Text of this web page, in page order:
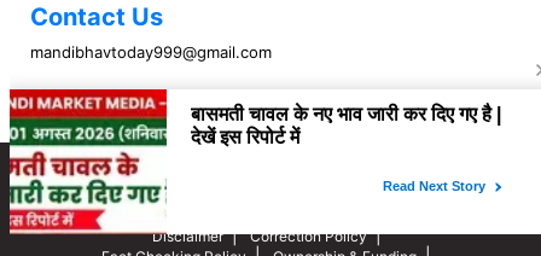
Contact Us
mandibhavtoday999@gmail.com
Copyright © 2023 Mandi Bhav Today. All rights Reserved. Powered by TIMES
About Us
Disclaimer
Correction Policy